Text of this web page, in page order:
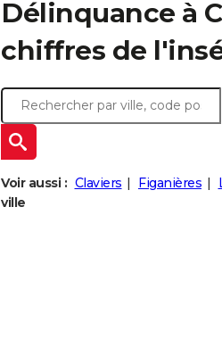
Délinquance à
chiffres de
Voir aussi : Claviers Figanières
ville